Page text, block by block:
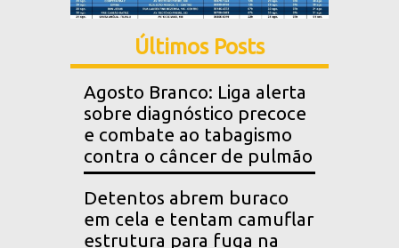
Últimos Posts
Agosto Branco: Liga alerta
sobre diagnóstico precoce
e combate ao tabagismo
contra o câncer de pulmão
Detentos abrem buraco
em cela e tentam camuflar
estrutura para fuga na